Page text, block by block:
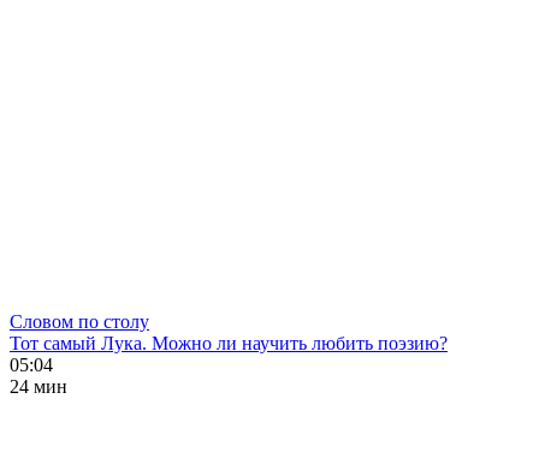
Словом по столу
Тот самый Лука. Можно ли научить любить поэзию?
05:04
24 мин